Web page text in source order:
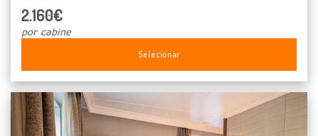
2.160€
por cabine
Selecionar